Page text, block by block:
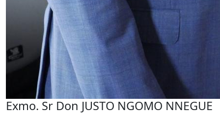
Exmo. Sr Don JUSTO NGOMO NNEGUE